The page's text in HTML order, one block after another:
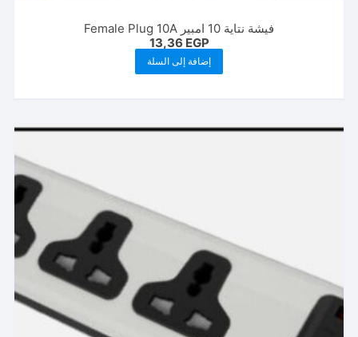
فيشة نتاية 10 امبير Female Plug 10A
13,36 EGP
إضافة إلى السلة